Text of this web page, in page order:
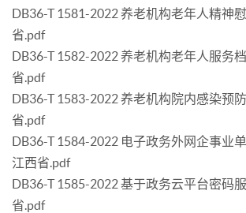
DB36-T 1581-2022 养老机构老年人精神
省.pdf
DB36-T 1582-2022 养老机构老年人服务
省.pdf
DB36-T 1583-2022 养老机构院内感染预
省.pdf
DB36-T 1584-2022 电子政务外网企事业
江西省.pdf
DB36-T 1585-2022 基于政务云平台密码
省.pdf